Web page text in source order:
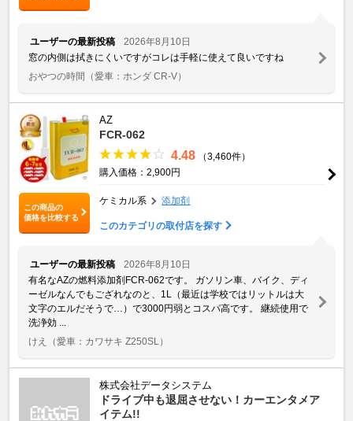
ユーザーの最新投稿
2026年8月10日
窓の内側は拭きにくいですがコレは手軽に使えて良いですね
おやつの時間 （愛車：ホンダ CR-V）
この商品の
価格を比較する
AZ
FCR-062
4.48
（3,460件）
購入価格：2,900円
ケミカル系 添加剤
このカテゴリの取付店を探す
ユーザーの最新投稿
2026年8月10日
有名なAZの燃料添加剤FCR-062です。 ガソリン車、バイク、ディ
ーゼルなんでもござれなのと、1L（最近は学校ではリットルは大
文字のエルだそうで…）で3000円弱とコスパ高です。 継続使用で
洗浄効 ...
けえ
（愛車：カワサキ Z250SL）
株式会社データシステム
ドライブ中も退屈させない！カーエンタメア
イテム!!